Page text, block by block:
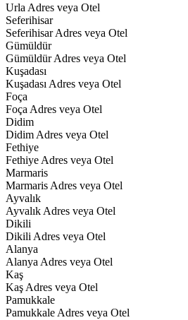
Urla Adres veya Otel
Seferihisar
Seferihisar Adres veya Otel
Gümüldür
Gümüldür Adres veya Otel
Kuşadası
Kuşadası Adres veya Otel
Foça
Foça Adres veya Otel
Didim
Didim Adres veya Otel
Fethiye
Fethiye Adres veya Otel
Marmaris
Marmaris Adres veya Otel
Ayvalık
Ayvalık Adres veya Otel
Dikili
Dikili Adres veya Otel
Alanya
Alanya Adres veya Otel
Kaş
Kaş Adres veya Otel
Pamukkale
Pamukkale Adres veya Otel